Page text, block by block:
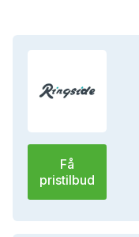
Få
pristilbud